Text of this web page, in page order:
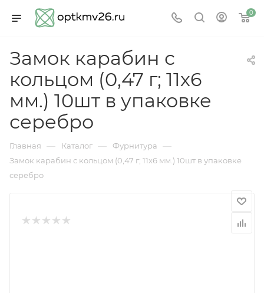
0
Замок карабин с
кольцом (0,47 г; 11х6
мм.) 10шт в упаковке
серебро
Главная — Каталог — Фурнитура —
Замок карабин с кольцом (0,47 г; 11х6 мм.) 10шт в упаковке
серебро